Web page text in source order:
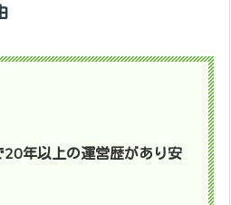
年以上の運営歴があり安